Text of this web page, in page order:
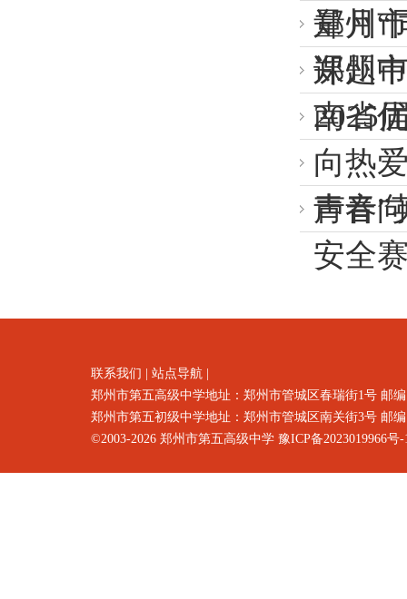
量月“
郑州
课题
郑州
南省
2025
向热
声音”
青春
安全
联系我们 站点导航
郑州市第五高级中学地址：郑州市管城区春瑞街1号 邮
郑州市第五初级中学地址：郑州市管城区南关街3号 邮
©2003-2026 郑州市第五高级中学 豫ICP备2023019966号-